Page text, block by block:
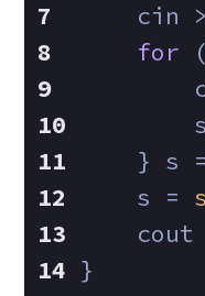
cin
for (
} s
    s =
cout
}